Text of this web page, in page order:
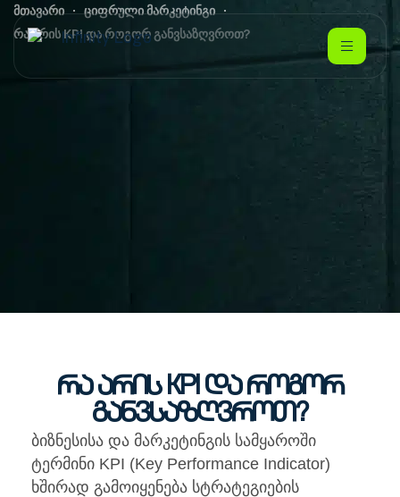
მთავარი
ციფრული მარკეტინგი
რა არის KPI და როგორ განვსაზღვროთ?
რა არის KPI და როგორ
განვსაზღვროთ?
ბიზნესისა და მარკეტინგის სამყაროში
ტერმინი KPI (Key Performance Indicator)
ხშირად გამოიყენება სტრატეგიების